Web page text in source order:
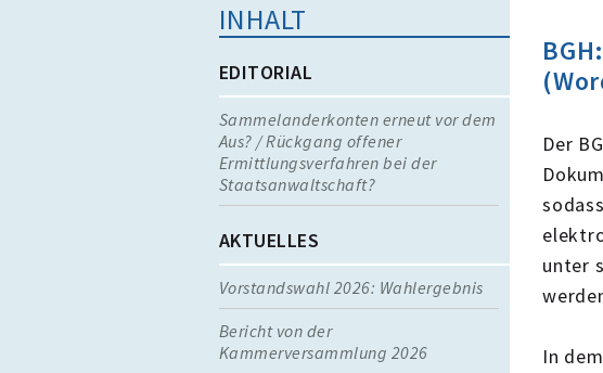
INHALT
EDITORIAL
Sammelanderkonten erneut vor dem
Aus? / Rückgang offener
Ermittlungsverfahren bei der
Staatsanwaltschaft?
AKTUELLES
Vorstandswahl 2026: Wahlergebnis
Bericht von der
Kammerversammlung 2026
Der
unter
In